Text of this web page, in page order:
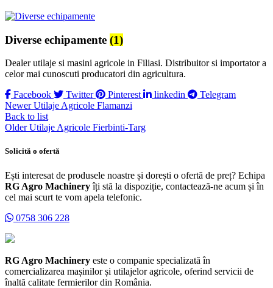
Diverse echipamente (1)
Dealer utilaje si masini agricole in Filiasi. Distribuitor si importator a
celor mai cunoscuti producatori din agricultura.
Facebook
Twitter Pinterest linkedin
Telegram
Newer Utilaje Agricole Flamanzi
Back to list
Older Utilaje Agricole Fierbinti-Targ
Solicită o ofertă
Ești interesat de produsele noastre și dorești o ofertă de preț? Echipa
RG Agro Machineryîți stă la dispoziție, contactează-ne acum și în
cel mai scurt te vom apela telefonic.
0758 306 228
RG Agro Machinery este o companie specializată în
comercializarea mașinilor și utilajelor agricole, oferind servicii de
înaltă calitate fermierilor din România.